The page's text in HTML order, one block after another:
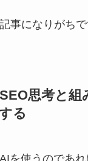
事になりがちで
思考と組
る